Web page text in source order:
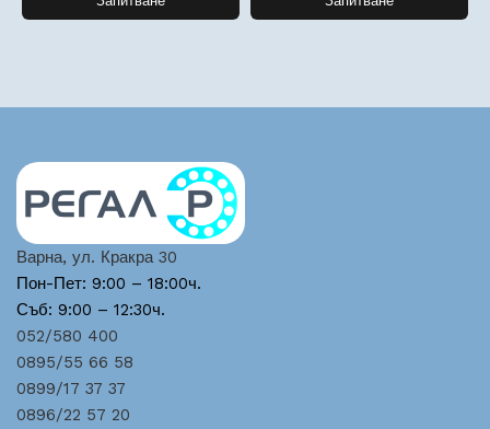
Варна, ул. Кракра 30
Пон-Пет: 9:00 – 18:00ч.
Съб: 9:00 – 12:30ч.
052/580 400
0895/55 66 58
0899/17 37 37
0896/22 57 20